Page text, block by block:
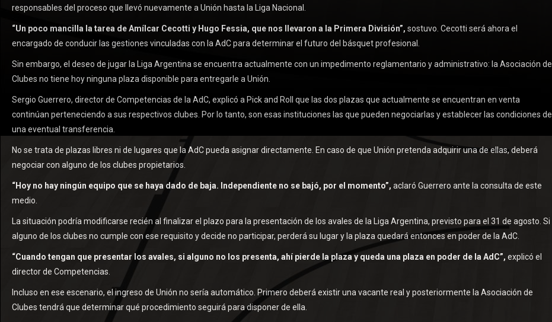
responsables del proceso que llevó nuevamente a Unión hasta la Liga Nacional.
“Un poco mancilla la tarea de Amílcar Cecotti y Hugo Fessia, que nos llevaron a la Primera División”, sostuvo. Cecotti será ahora el
encargado de conducir las gestiones vinculadas con la AdC para determinar el futuro del básquet profesional.
Sin embargo, el deseo de jugar la Liga Argentina se encuentra actualmente con un impedimento reglamentario y administrativo: la Asociación de
Clubes no tiene hoy ninguna plaza disponible para entregarle a Unión.
Sergio Guerrero, director de Competencias de la AdC, explicó a Pick and Roll que las dos plazas que actualmente se encuentran en venta
continúan perteneciendo a sus respectivos clubes. Por lo tanto, son esas instituciones las que pueden negociarlas y establecer las condiciones de
una eventual transferencia.
No se trata de plazas libres ni de lugares que la AdC pueda asignar directamente. En caso de que Unión pretenda adquirir una de ellas, deberá
negociar con alguno de los clubes propietarios.
“Hoy no hay ningún equipo que se haya dado de baja. Independiente no se bajó, por el momento”, aclaró Guerrero ante la consulta de este
medio.
La situación podría modificarse recién al finalizar el plazo para la presentación de los avales de la Liga Argentina, previsto para el 31 de agosto. Si
alguno de los clubes no cumple con ese requisito y decide no participar, perderá su lugar y la plaza quedará entonces en poder de la AdC.
“Cuando tengan que presentar los avales, si alguno no los presenta, ahí pierde la plaza y queda una plaza en poder de la AdC”, explicó el
director de Competencias.
Incluso en ese escenario, el ingreso de Unión no sería automático. Primero deberá existir una vacante real y posteriormente la Asociación de
Clubes tendrá que determinar qué procedimiento seguirá para disponer de ella.